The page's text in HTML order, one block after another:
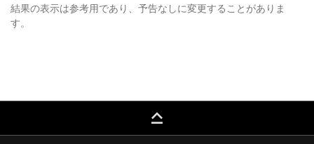
結果の表示は参考用であり、予告なしに変更することがありま
す。
keyboard_capslock